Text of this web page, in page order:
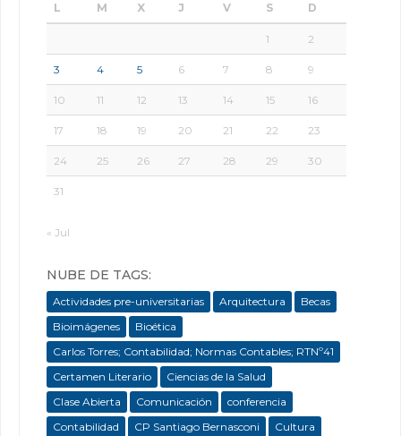
L M X J V S D
1 2
3 4 5 6 7 8 9
10 11 12 13 14 15 16
17 18 19 20 21 22 23
24 25 26 27 28 29 30
31
« Jul
NUBE DE TAGS:
Actividades pre-universitarias Arquitectura
Becas
Bioimágenes
Bioética
Carlos Torres; Contabilidad; Normas Contables; RTNº41
Certamen Literario
Ciencias de la Salud
Clase Abierta
Comunicación
conferencia
Contabilidad
CP Santiago Bernasconi
Cultura